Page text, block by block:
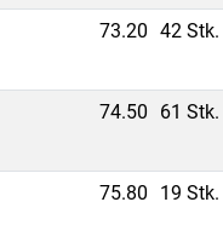
73.20 42 Stk.
74.50 61 Stk.
75.80 19 Stk.